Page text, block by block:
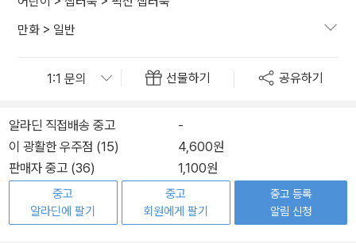
만화 > 일반
선물하기 공유하기
알라딘 직접배송 중고
-
이 광활한 우주점 (15)
4,600원
판매자 중고 (36)
1,100원
중고
알라딘에 팔기
중고
회원에게 팔기
중고 등록
알림 신청